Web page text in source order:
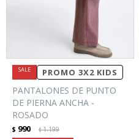
PROMO 3X2 KIDS
PANTALONES DE PUNTO
DE PIERNA ANCHA -
ROSADO
$ 990 $1.199